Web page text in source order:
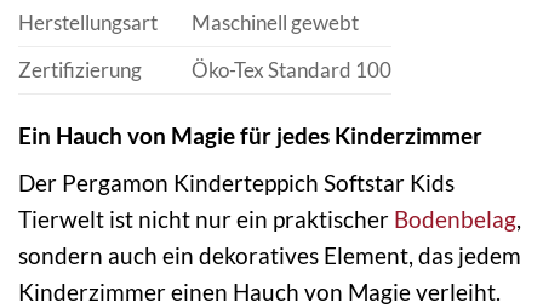
Herstellungsart
Maschinell gewebt
Zertifizierung
Öko-Tex Standard 100
Ein Hauch von Magie für jedes Kinderzimmer
Der Pergamon Kinderteppich Softstar Kids
Tierwelt ist nicht nur ein praktischer Bodenbelag,
sondern auch ein dekoratives Element, das jedem
Kinderzimmer einen Hauch von Magie verleiht.